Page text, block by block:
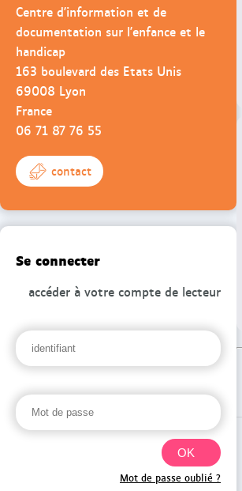
Centre d'information et de
documentation sur l'enfance et le
handicap
163 boulevard des Etats Unis
69008 Lyon
France
06 71 87 76 55
contact
Se connecter
accéder à votre compte de lecteur
Mot de passe oublié ?